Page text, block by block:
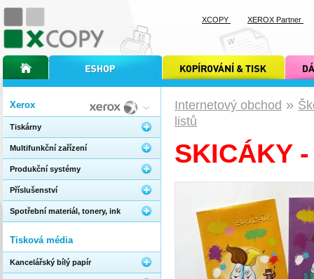
Internetový obchod »
listů
SKICÁKY
Xerox
Tiskárny
Multifunkční zařízení
Produkční systémy
Příslušenství
Spotřební materiál, tonery, ink
Tisková média
Kancelářský bílý papír
úvodní stránka xcopyinternetový obchod xcopy kopírování a tisk xcopy dárkové
XCOPY XEROX Partner